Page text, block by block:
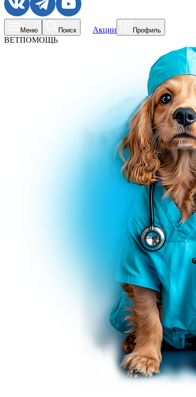
Меню Поиск Акции Профиль
ВЕТПОМОЩЬ